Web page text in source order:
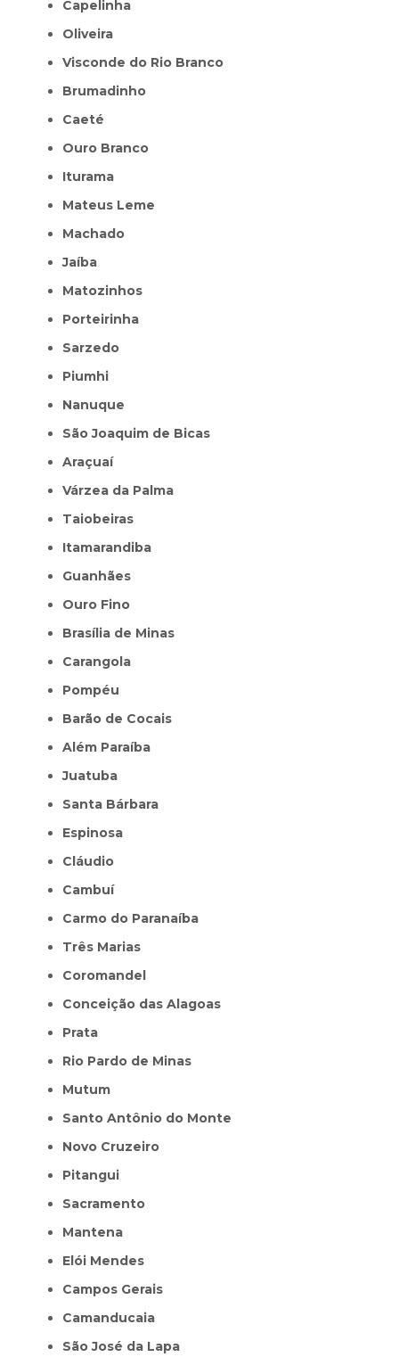
Capelinha
Oliveira
Visconde do Rio Branco
Brumadinho
Caeté
Ouro Branco
Iturama
Mateus Leme
Machado
Jaíba
Matozinhos
Porteirinha
Sarzedo
Piumhi
Nanuque
São Joaquim de Bicas
Araçuaí
Várzea da Palma
Taiobeiras
Itamarandiba
Guanhães
Ouro Fino
Brasília de Minas
Carangola
Pompéu
Barão de Cocais
Além Paraíba
Juatuba
Santa Bárbara
Espinosa
Cláudio
Cambuí
Carmo do Paranaíba
Três Marias
Coromandel
Conceição das Alagoas
Prata
Rio Pardo de Minas
Mutum
Santo Antônio do Monte
Novo Cruzeiro
Pitangui
Sacramento
Mantena
Elói Mendes
Campos Gerais
Camanducaia
São José da Lapa